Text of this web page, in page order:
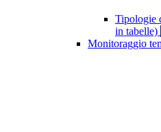
Tipologie
in tabelle)
Monitoraggio